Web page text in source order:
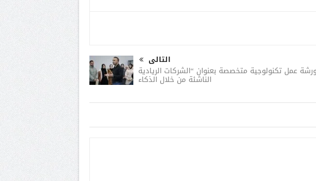
التالى
ورشة عمل تكنولوجية متخصصة بعنوان “الشركات الريادية
الناشئة من خلال الذكاء